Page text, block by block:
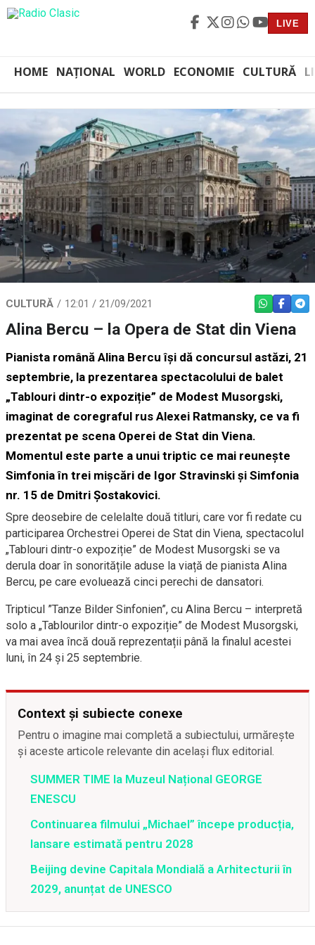
LIVE
HOME NAȚIONAL WORLD ECONOMIE CULTURĂ
CULTURĂ 12:01 / 21/09/2021 WHATSAPP
Alina Bercu – la Opera de Stat din Viena
Pianista română Alina Bercu își dă concursul astăzi, 21
septembrie, la prezentarea spectacolului de balet
„Tablouri dintr-o expoziție” de Modest Musorgski,
imaginat de coregraful rus Alexei Ratmansky, ce va fi
prezentat pe scena Operei de Stat din Viena.
Momentul este parte a unui triptic ce mai reunește
Simfonia în trei mișcări de Igor Stravinski și Simfonia
nr. 15 de Dmitri Șostakovici.
Spre deosebire de celelalte două titluri, care vor fi redate cu
participarea Orchestrei Operei de Stat din Viena, spectacolul
„Tablouri dintr-o expoziție” de Modest Musorgski se va
derula doar în sonoritățile aduse la viață de pianista Alina
Bercu, pe care evoluează cinci perechi de dansatori.
Tripticul ”Tanze Bilder Sinfonien”, cu Alina Bercu – interpretă
solo a „Tablourilor dintr-o expoziție” de Modest Musorgski,
va mai avea încă două reprezentații până la finalul acestei
luni, în 24 și 25 septembrie.
Context și subiecte conexe
Pentru o imagine mai completă a subiectului, urmărește
și aceste articole relevante din același flux editorial.
SUMMER TIME la Muzeul Național GEORGE
ENESCU
Continuarea filmului „Michael” începe producția,
lansare estimată pentru 2028
Beijing devine Capitala Mondială a Arhitecturii în
2029, anunțat de UNESCO